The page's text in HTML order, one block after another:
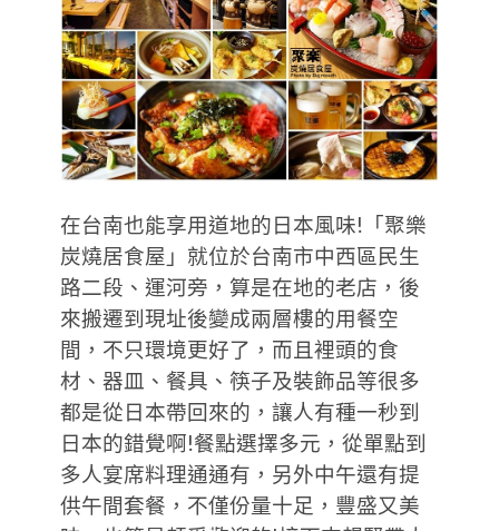
在台南也能享用道地的日本風味!「聚樂
炭燒居食屋」就位於台南市中西區民生
路二段、運河旁，算是在地的老店，後
來搬遷到現址後變成兩層樓的用餐空
間，不只環境更好了，而且裡頭的食
材、器皿、餐具、筷子及裝飾品等很多
都是從日本帶回來的，讓人有種一秒到
日本的錯覺啊!餐點選擇多元，從單點到
多人宴席料理通通有，另外中午還有提
供午間套餐，不僅份量十足，豐盛又美